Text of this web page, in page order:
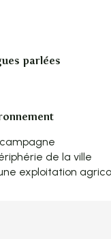
parlées
parlées
de la ville
exploitation